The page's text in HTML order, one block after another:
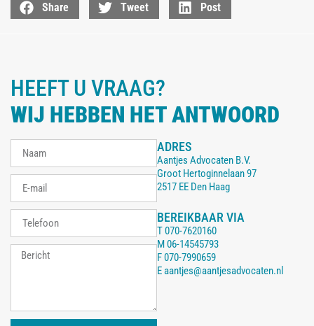
Share Tweet Post
HEEFT U VRAAG?
WIJ HEBBEN HET ANTWOORD
ADRES
Aantjes Advocaten B.V.
Groot Hertoginnelaan 97
2517 EE Den Haag
BEREIKBAAR VIA
T070-7620160
M06-14545793
F070-7990659
Eaantjes@aantjesadvocaten.nl